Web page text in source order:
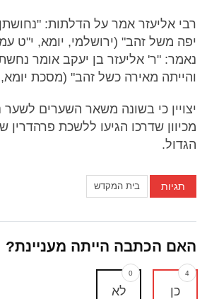
רבי אליעזר אמר על הדלתות:
יפה משל זהב" (ירושלמי, יומא, י"ט
נאמר: "ר' אליעזר בן יעקב אומר
והייתה מאירה כשל זהב" (מסכת
יצויין כי בשונה משאר השערים לשער
מכיוון שדרכו הגיעו ללשכת פרהדרין
הגדול.
תגיות בית המקדש
האם הכתבה הייתה מעניינת?
כן
4
לא
0